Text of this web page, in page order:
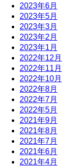
2023年6月
2023年5月
2023年3月
2023年2月
2023年1月
2022年12月
2022年11月
2022年10月
2022年8月
2022年7月
2022年5月
2021年9月
2021年8月
2021年7月
2021年6月
2021年4月